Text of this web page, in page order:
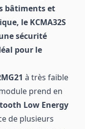
bâtiments et
le KCMA32S
sécurité
pour le
à très faible
prend en
Low Energy
de plusieurs